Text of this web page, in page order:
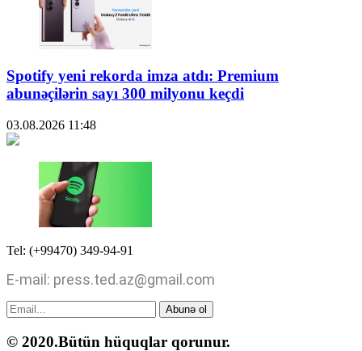
Spotify yeni rekorda imza atdı: Premium
abunəçilərin sayı 300 milyonu keçdi
03.08.2026 11:48
Tel: (+99470) 349-94-91
E-mail: press.ted.az@gmail.com
Abunə ol
© 2020.Bütün hüquqlar qorunur.